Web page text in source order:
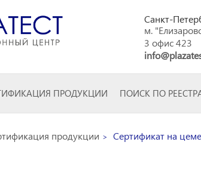
Санкт-
м.
3 офис 423
ПРОДУКЦИИ ПОИСК ПО
продукции Сертификат на